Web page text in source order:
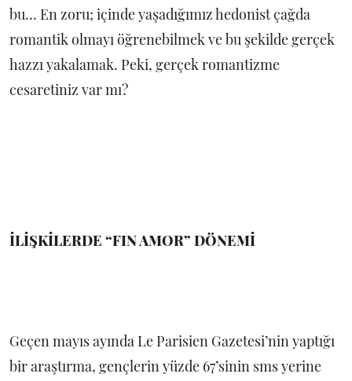
bu… En zoru; içinde yaşadığımız hedonist çağda
romantik olmayı öğrenebilmek ve bu şekilde gerçek
hazzı yakalamak. Peki, gerçek romantizme
cesaretiniz var mı?
İLİŞKİLERDE “FIN AMOR” DÖNEMİ
Geçen mayıs ayında Le Parisien Gazetesi’nin yaptığı
bir araştırma, gençlerin yüzde 67’sinin sms yerine